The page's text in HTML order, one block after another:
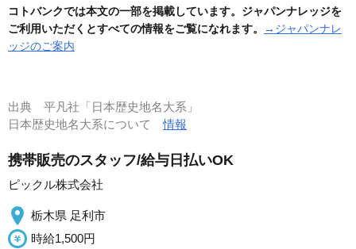
コトバンクでは本文の一部を掲載しています。ジャパンナレッジを
ご利用いただくとすべての情報をご覧になれます。
→ジャパンナレ
ッジのご案内
出典 平凡社「日本歴史地名大系」
日本歴史地名大系について情報
携帯販売のスタッフ/給与日払いOK
ピックル株式会社
栃木県 足利市
時給1,500円